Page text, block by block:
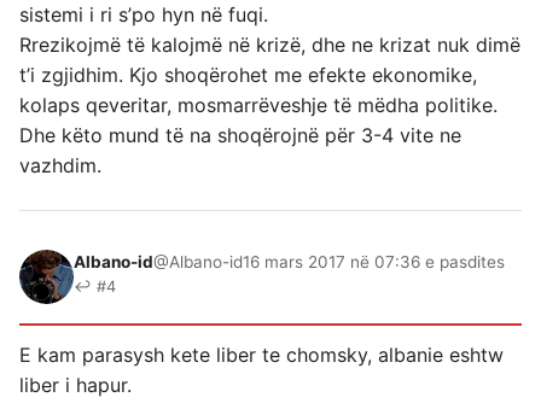
sistemi i ri s’po hyn në fuqi.
Rrezikojmë të kalojmë në krizë, dhe ne krizat nuk dimë
t’i zgjidhim. Kjo shoqërohet me efekte ekonomike,
kolaps qeveritar, mosmarrëveshje të mëdha politike.
Dhe këto mund të na shoqërojnë për 3-4 vite ne
vazhdim.
Albano-id@Albano-id16 mars 2017 në 07:36 e pasdites
↩ #4
E kam parasysh kete liber te chomsky, albanie eshtw
liber i hapur.